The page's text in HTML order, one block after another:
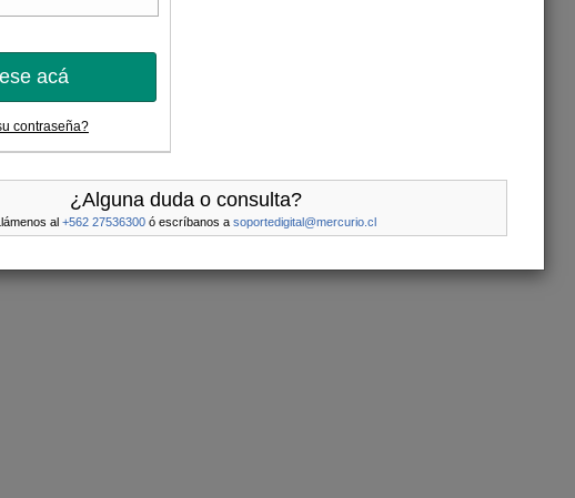
acá
contraseña?
¿Alguna duda o consulta?
al +562 27536300 ó escríbanos a soportedigital@mercurio.cl